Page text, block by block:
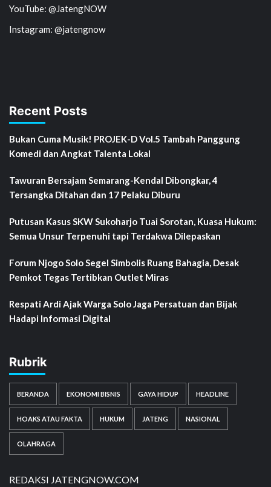
YouTube: @JatengNOW
Instagram: @jatengnow
Recent Posts
Bukan Cuma Musik! PROJEK-D Vol.5 Tambah Panggung
Komedi dan Angkat Talenta Lokal
Tawuran Bersajam Semarang-Kendal Dibongkar, 4
Tersangka Ditahan dan 17 Pelaku Diburu
Putusan Kasus SKW Sukoharjo Tuai Sorotan, Kuasa Hukum:
Semua Unsur Terpenuhi tapi Terdakwa Dilepaskan
Forum Njogo Solo Segel Simbolis Ruang Bahagia, Desak
Pemkot Tegas Tertibkan Outlet Miras
Respati Ardi Ajak Warga Solo Jaga Persatuan dan Bijak
Hadapi Informasi Digital
Rubrik
BERANDA EKONOMI BISNIS GAYA HIDUP HEADLINE
HOAKS ATAU FAKTA HUKUM JATENG NASIONAL
OLAHRAGA
REDAKSI JATENGNOW.COM